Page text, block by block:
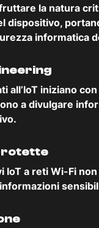
la natura
dispositivo,
informatica
all’IoT iniziano
a divulgare
IoT a reti Wi-Fi